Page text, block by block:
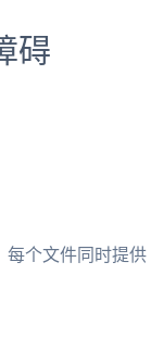
碍
每个文件同时提供